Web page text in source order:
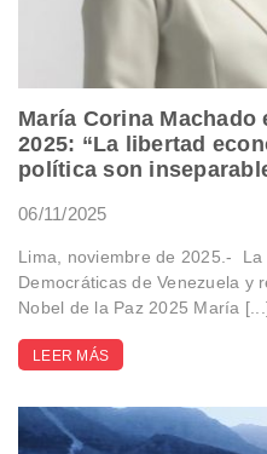
María Corina Machado
2025: “La libertad
política son
06/11/2025
Lima, noviembre de 2025.-
Democráticas de Venezuela y
Nobel de la Paz 2025 María
LEER MÁS